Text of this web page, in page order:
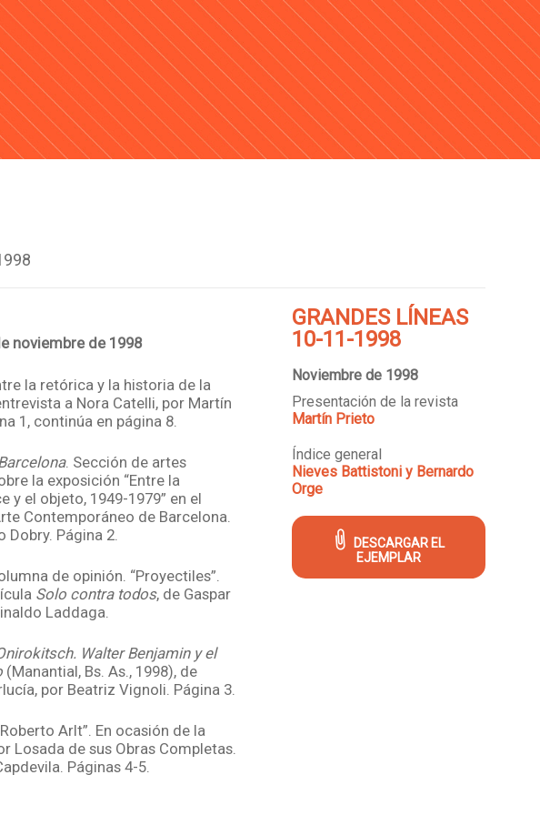
noviembre de 1998
la retórica y la historia de la
a Nora Catelli, por Martín
1, continúa en página 8.
. Sección de artes
la exposición “Entre la
y el objeto, 1949-1979” en el
Contemporáneo de Barcelona.
Dobry. Página 2.
de opinión. “Proyectiles”.
Solo contra todos, de Gaspar
Laddaga.
Walter Benjamin y el
(Manantial, Bs. As., 1998), de
por Beatriz Vignoli. Página 3.
Arlt”. En ocasión de la
Losada de sus Obras Completas.
Páginas 4-5.
GRANDES LÍNEAS
10-11-1998
Noviembre de 1998
Presentación de la revista
Martín Prieto
Índice general
Nieves Battistoni y Bernardo
Orge
DESCARGAR EL
EJEMPLAR